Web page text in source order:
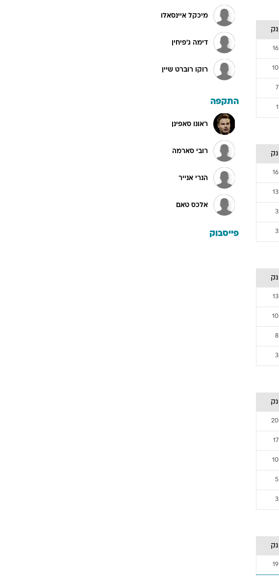
נק
16
10
7
1
נק
16
13
3
3
נק
13
10
8
3
נק
20
17
10
5
3
נק
19
מיכקל איינסאלו
דימה ג'פיחין
רוקו רוברט שיין
התקפה
ראונו סאפינן
רובי סארמה
הנרי אנייר
אלכס טאם
פייסבוק